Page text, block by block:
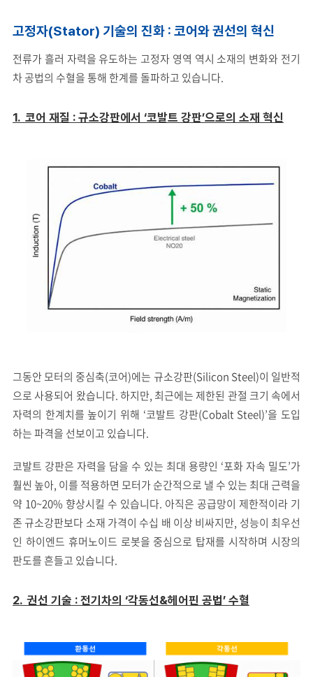
고정자(Stator) 기술의 진화 : 코어와 권선의 혁신
전류가 흘러 자력을 유도하는 고정자 영역 역시 소재의 변화와 전기
차 공법의 수혈을 통해 한계를 돌파하고 있습니다.
1. 코어 재질 : 규소강판에서 ‘코발트 강판’으로의 소재 혁신
그동안 모터의 중심축(코어)에는 규소강판(Silicon Steel)이 일반적
으로 사용되어 왔습니다. 하지만, 최근에는 제한된 관절 크기 속에서
자력의 한계치를 높이기 위해 ‘코발트 강판(Cobalt Steel)’을 도입
하는 파격을 선보이고 있습니다.
코발트 강판은 자력을 담을 수 있는 최대 용량인 ‘포화 자속 밀도’가
훨씬 높아, 이를 적용하면 모터가 순간적으로 낼 수 있는 최대 근력을
약 10~20% 향상시킬 수 있습니다. 아직은 공급망이 제한적이라 기
존 규소강판보다 소재 가격이 수십 배 이상 비싸지만, 성능이 최우선
인 하이엔드 휴머노이드 로봇을 중심으로 탑재를 시작하며 시장의
판도를 흔들고 있습니다.
2.권선 기술 : 전기차의 ‘각동선&헤어핀 공법’ 수혈